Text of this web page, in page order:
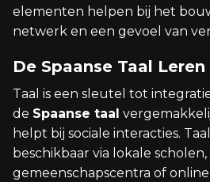
elementen helpen bij het
netwerk en een gevoel van
De Spaanse Taal Leren
Taal is een sleutel tot
de Spaanse taal
helpt bij sociale interacties.
beschikbaar via lokale scholen,
gemeenschapscentra of